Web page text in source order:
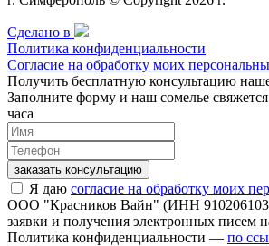
Сделано в
Политика конфиденциальности
Согласие на обработку моих
Получить бесплатную консультацию
Заполните форму и наш сомелье
часа
заказать консультацию
Я даю согласие на обработку моих
ООО "Красников Вайн" (ИНН
заявки и получения электронных писем
Политика конфиденциальности — по